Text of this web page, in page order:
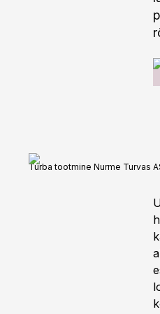
Turba tootmine Nurme Turvas